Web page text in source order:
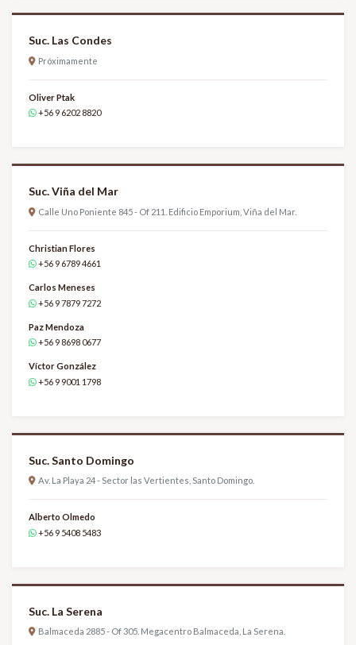
Suc. Las Condes
Próximamente
Oliver Ptak
+56 9 6202 8820
Suc. Viña del Mar
Calle Uno Poniente 845 - Of 211. Edificio Emporium, Viña del Mar.
Christian Flores
+56 9 6789 4661
Carlos Meneses
+56 9 7879 7272
Paz Mendoza
+56 9 8698 0677
Víctor González
+56 9 9001 1798
Suc. Santo Domingo
Av. La Playa 24 - Sector las Vertientes, Santo Domingo.
Alberto Olmedo
+56 9 5408 5483
Suc. La Serena
Balmaceda 2885 - Of 305. Megacentro Balmaceda, La Serena.